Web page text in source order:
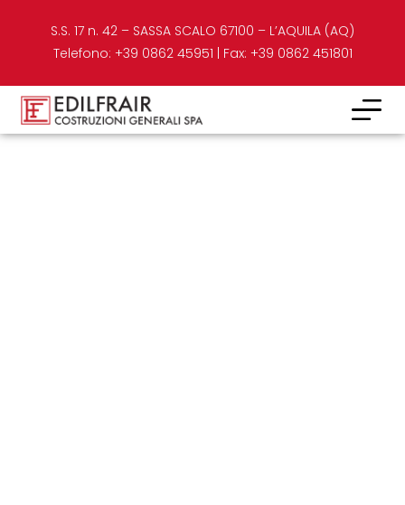
S.S. 17 n. 42 – SASSA SCALO 67100 – L’AQUILA (AQ)​
Telefono: +39 0862 45951 | Fax: +39 0862 451801